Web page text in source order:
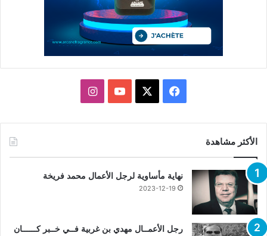
فيسبوك يوتيوبانستقرام
الأكثر مشاهدة
نهاية مأساوية لرجل الأعمال محمد فريخة
2023-12-19
رجل الأعمــال مهدي بن غربية فــي خــبر كــــــان